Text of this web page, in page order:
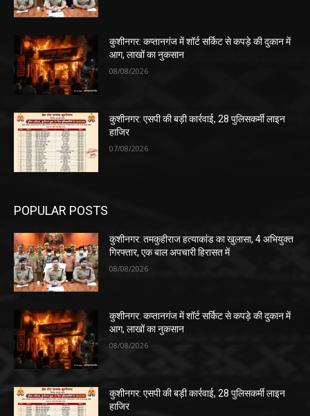
कुशीनगर: कप्तानगंज में शॉर्ट सर्किट से कपड़े की दुकान में
आग, लाखों का नुकसान
08/08/2026
कुशीनगर: एसपी की बड़ी कार्रवाई, 28 पुलिसकर्मी लाइन
हाजिर
07/08/2026
POPULAR POSTS
कुशीनगर: तमकुहीराज हत्याकांड का खुलासा, 4 अभियुक्त
गिरफ्तार, एक बाल अपचारी हिरासत में
08/08/2026
कुशीनगर: कप्तानगंज में शॉर्ट सर्किट से कपड़े की दुकान में
आग, लाखों का नुकसान
08/08/2026
कुशीनगर: एसपी की बड़ी कार्रवाई, 28 पुलिसकर्मी लाइन
हाजिर